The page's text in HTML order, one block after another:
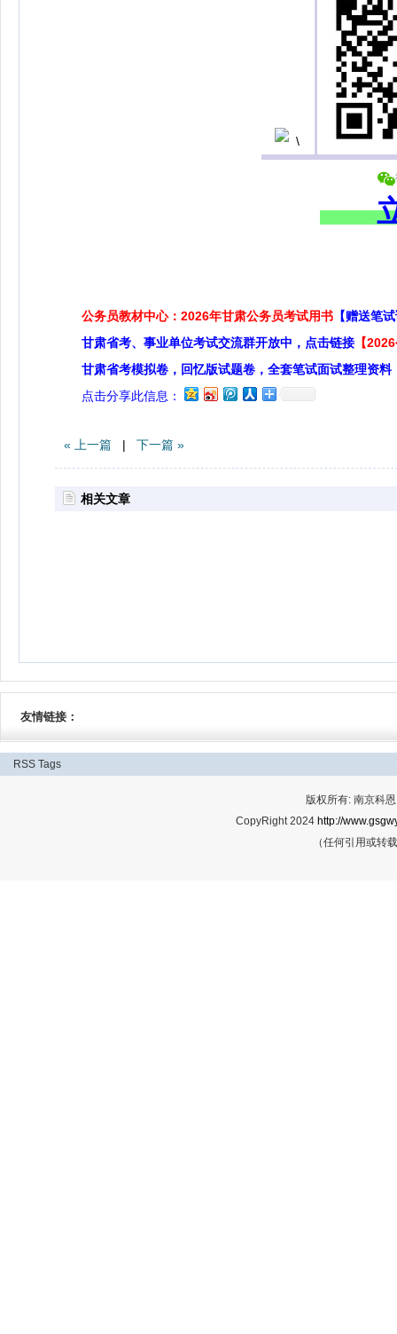
公务员教材中心：2026年甘肃公务员考试用书 【赠送笔
甘肃省考、事业单位考试交流群开放中，点击链接 【
甘肃省考模拟卷，回忆版试题卷，全套笔试面试整理资料
点击分享此信息：
« 上一篇 | 下一篇 »
相关文章
友情链接：
RSS Tags
版权所有: 南京科
CopyRight 2024 http://
（任何引用或转